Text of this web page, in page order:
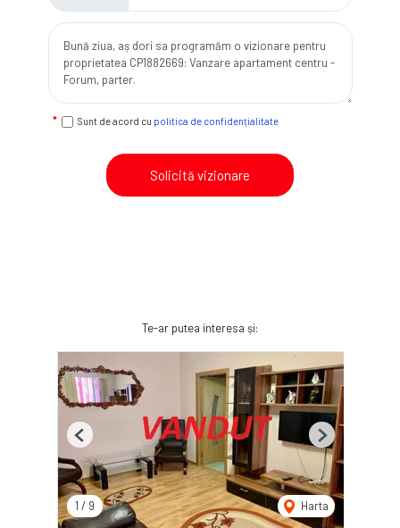
Sunt de acord cu politica de confidențialitate
Solicită vizionare
Te-ar putea interesa și:
1 / 9 Harta
Previous Next